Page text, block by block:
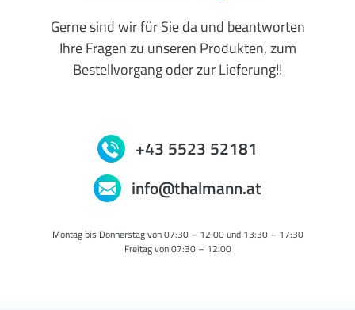
Gerne sind wir für Sie da und beantworten
Ihre Fragen zu unseren Produkten, zum
Bestellvorgang oder zur Lieferung!!
+43 5523 52181
info@thalmann.at
Montag bis Donnerstag von 07:30 – 12:00 und 13:30 – 17:30
Freitag von 07:30 – 12:00